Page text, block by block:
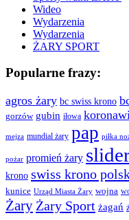
Wideo
Wydarzenia
Wydarzenia
ŻARY SPORT
Popularne frazy:
agros żary bc swiss krono
gorzów gubin iłowa
mejza mundial żary pap piłka
pożar promień żary
krono swiss krono
kunice Urząd Miasta Żary wojna
Żary Żary Sport żagań